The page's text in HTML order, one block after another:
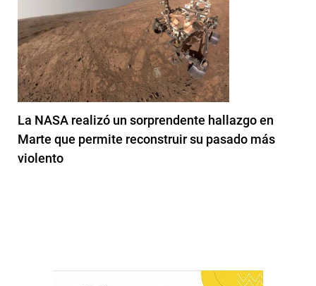
La NASA realizó un sorprendente hallazgo en
Marte que permite reconstruir su pasado más
violento